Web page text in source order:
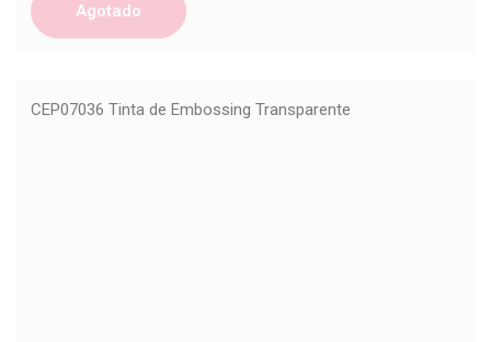
Agotado
CEP07036 Tinta de Embossing Transparente